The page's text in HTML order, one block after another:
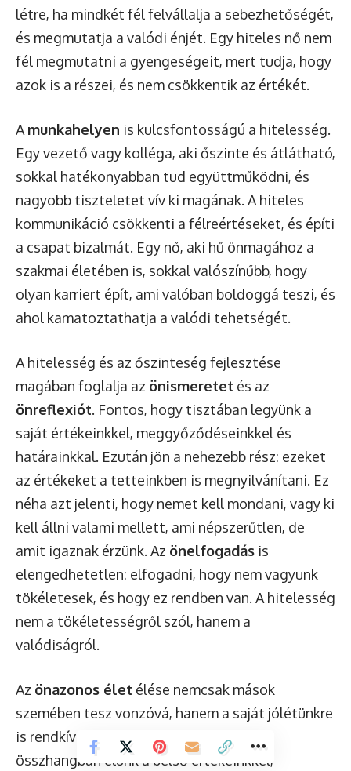
létre, ha mindkét fél felvállalja a sebezhetőségét,
és megmutatja a valódi énjét. Egy hiteles nő nem
fél megmutatni a gyengeségeit, mert tudja, hogy
azok is a részei, és nem csökkentik az értékét.
A munkahelyen is kulcsfontosságú a hitelesség.
Egy vezető vagy kolléga, aki őszinte és átlátható,
sokkal hatékonyabban tud együttműködni, és
nagyobb tiszteletet vív ki magának. A hiteles
kommunikáció csökkenti a félreértéseket, és építi
a csapat bizalmát. Egy nő, aki hű önmagához a
szakmai életében is, sokkal valószínűbb, hogy
olyan karriert épít, ami valóban boldoggá teszi, és
ahol kamatoztathatja a valódi tehetségét.
A hitelesség és az őszinteség fejlesztése
magában foglalja az önismeretet és az
önreflexiót. Fontos, hogy tisztában legyünk a
saját értékeinkkel, meggyőződéseinkkel és
határainkkal. Ezután jön a nehezebb rész: ezeket
az értékeket a tetteinkben is megnyilvánítani. Ez
néha azt jelenti, hogy nemet kell mondani, vagy ki
kell állni valami mellett, ami népszerűtlen, de
amit igaznak érzünk. Az önelfogadás is
elengedhetetlen: elfogadni, hogy nem vagyunk
tökéletesek, és hogy ez rendben van. A hitelesség
nem a tökéletességről szól, hanem a
valódiságról.
Az önazonos élet élése nemcsak mások
szemében tesz vonzóvá, hanem a saját jólétünkre
is rendkívül pozitív hatással van. Amikor
összhangban élünk a belső értékeinkkel,